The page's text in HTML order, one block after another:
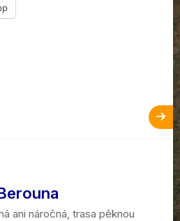
ani náročná, trasa pěknou